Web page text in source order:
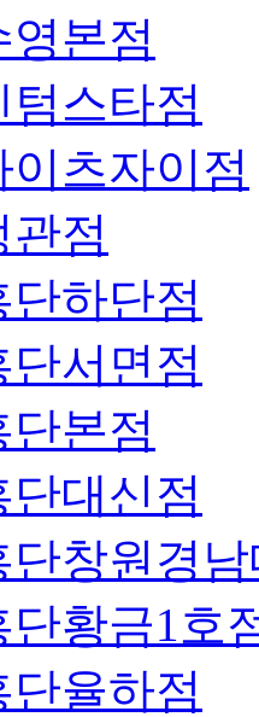
영본점
텀스타점
이츠자이점
관점
단하단점
단서면점
단본점
단대신점
단창원경
단황금1호
단율하점